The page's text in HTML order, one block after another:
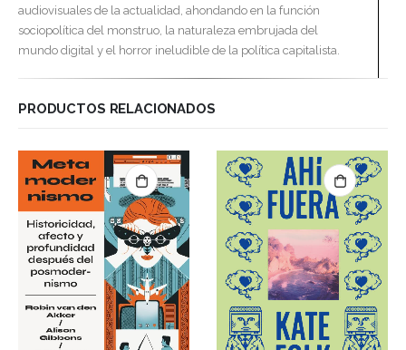
audiovisuales de la actualidad, ahondando en la función
sociopolítica del monstruo, la naturaleza embrujada del
mundo digital y el horror ineludible de la política capitalista.
PRODUCTOS RELACIONADOS